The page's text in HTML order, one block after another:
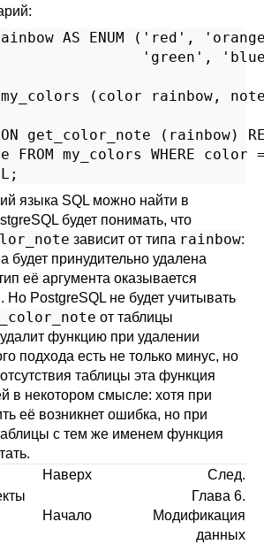
rainbow AS ENUM ('red',
'green',
my_colors (color rainbow,
get_color_note (rainbow)
FROM my_colors WHERE color
языка SQL можно найти в
будет понимать, что
зависит от типа rainbow:
будет принудительно удалена
её аргумента оказывается
Но PostgreSQL не будет учитывать
от таблицы
функцию при удалении
подхода есть не только минус, но
таблицы эта функция
в некотором смысле: хотя при
её возникнет ошибка, но при
с тем же именем функция
Наверх
След.
Начало
Глава 6.
Модификация
данных